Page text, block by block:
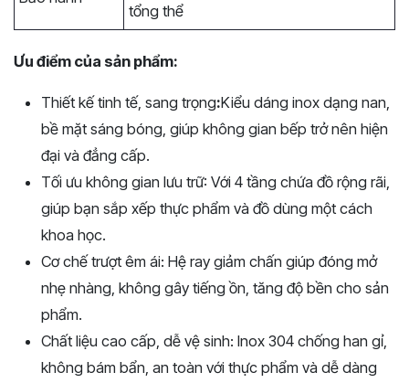
tổng thể
Ưu điểm của sản phẩm:
Thiết kế tinh tế, sang trọng:Kiểu dáng inox dạng nan,
bề mặt sáng bóng, giúp không gian bếp trở nên hiện
đại và đẳng cấp.
Tối ưu không gian lưu trữ: Với 4 tầng chứa đồ rộng rãi,
giúp bạn sắp xếp thực phẩm và đồ dùng một cách
khoa học.
Cơ chế trượt êm ái: Hệ ray giảm chấn giúp đóng mở
nhẹ nhàng, không gây tiếng ồn, tăng độ bền cho sản
phẩm.
Chất liệu cao cấp, dễ vệ sinh: Inox 304 chống han gỉ,
không bám bẩn, an toàn với thực phẩm và dễ dàng